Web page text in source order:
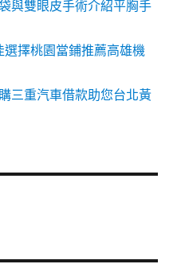
與雙眼皮手術介紹平胸手
擇桃園當鋪推薦高雄機
三重汽車借款助您台北黃